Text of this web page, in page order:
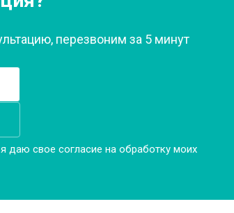
перезвоним за 5 минут
даю свое согласие на обработку моих